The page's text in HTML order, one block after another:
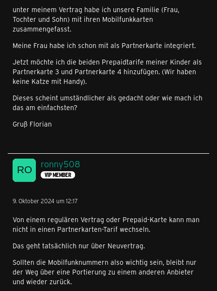
unter meinem Vertrag habe ich unsere Familie (Frau,
Tochter und Sohn) mit ihren Mobilfunkkarten
zusammengefasst.
Meine Frau habe ich schon mit als Partnerkarte integriert.
Jetzt möchte ich die beiden Prepaidtarife meiner Kinder als
Partnerkarte 3 und Partnerkarte 4 hinzufügen. (Wir haben
keine Katze mit Handy).
Dieses scheint umständlicher als gedacht oder wie mach ich
das am einfachsten?
Gruß Florian
ronny508
VIP MEMBER
9. Oktober 2024 um 12:17
Von einem regulären Vertrag oder Prepaid-Karte kann man
nicht in einen Partnerkarten-Tarif wechseln.
Das geht tatsächlich nur über Neuvertrag.
Sollten die Mobilfunknummern also wichtig sein, bleibt nur
der Weg über eine Portierung zu einem anderen Anbieter
und wieder zurück.